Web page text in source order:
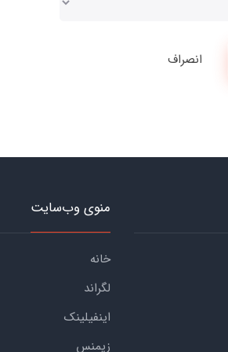
انصراف
منوی وب‌سایت
خانه
لگراند
اینفیلینک
زیمنس